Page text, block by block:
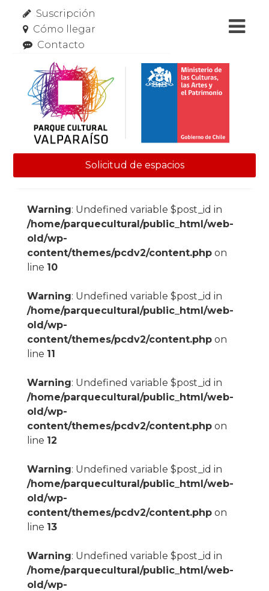
Suscripción
Cómo llegar
Contacto
Solicitud de espacios
Warning: Undefined variable $post_id in
/home/parquecultural/public_html/web-
old/wp-
content/themes/pcdv2/content.phpon
line 10
Warning: Undefined variable $post_id in
/home/parquecultural/public_html/web-
old/wp-
content/themes/pcdv2/content.phpon
line 11
Warning: Undefined variable $post_id in
/home/parquecultural/public_html/web-
old/wp-
content/themes/pcdv2/content.phpon
line 12
Warning: Undefined variable $post_id in
/home/parquecultural/public_html/web-
old/wp-
content/themes/pcdv2/content.phpon
line 13
Warning: Undefined variable $post_id in
/home/parquecultural/public_html/web-
old/wp-